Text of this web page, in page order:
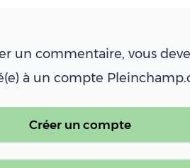
un commentaire, vous
à un compte
Créer un compte